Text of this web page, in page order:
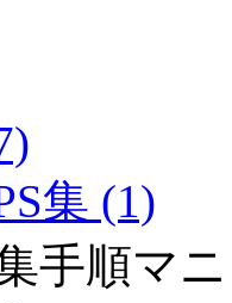
集 (1)
手順マ